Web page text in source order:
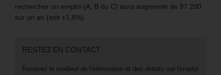
rechercher un emploi (A, B ou C) aura augmenté de 97 200
sur un an (soit +1,8%).
RESTEZ EN CONTACT
Recevez le meilleur de l'information et des débats sur l'emploi